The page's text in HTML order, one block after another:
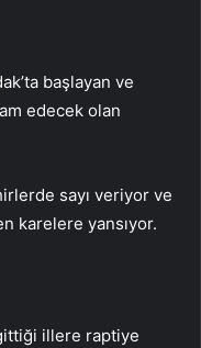
başlayan ve
edecek olan
sayı veriyor ve
karelere yansıyor.
illere raptiye